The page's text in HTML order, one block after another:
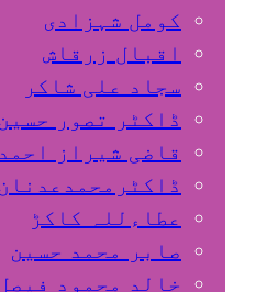
کومل شہزادی
اقبال زرقاش
سجاد علی شاکر
ڈاکٹر تصور
قاضی شیراز
ڈاکٹرمحمدعدنان
عطاءللہ کاکڑ
صابر محمد حسین
خالد محمود فیصل